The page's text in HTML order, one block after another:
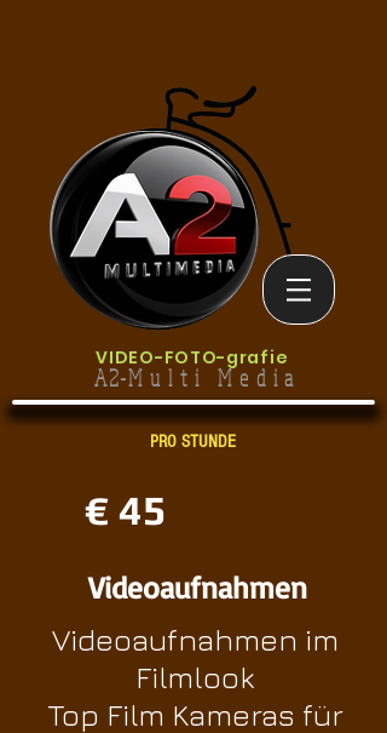
VIDEO-FOTO-grafie
A2-M u l t i M e d i a
PRO STUNDE
€ 45
Videoaufnahmen
Videoaufnahmen im
Filmlook
Top Film Kameras für